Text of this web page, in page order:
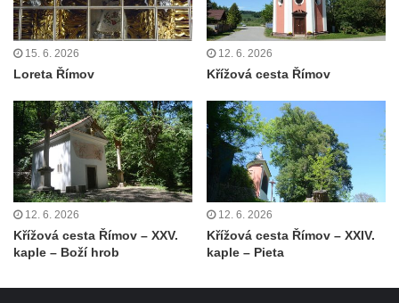
Kostel svaté Máří Magdaleny u hradu
Krasíkov
Mildeova kaple pod Ortelem
Kostel Zvěstování Panny Marie v Duchcově
Výklenková kaple v Teplické ulici u stadionu
v Duchcově
Evangelický kostel v Duchcově
Kostel svatých Petra a Pavla v Jeníkově
15. 6. 2026
Loreta Římov
12. 6. 2026
Křížová cesta Římov
12. 6. 2026
Křížová cesta Římov – XXV.
kaple – Boží hrob
12. 6. 2026
Křížová cesta Římov – XXIV.
kaple – Pieta